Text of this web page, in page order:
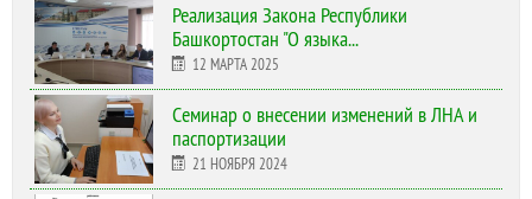
Реализация Закона Республики
Башкортостан "О языка...
12 МАРТА 2025
Cеминар о внесении изменений в ЛНА и
паспортизации
21 НОЯБРЯ 2024